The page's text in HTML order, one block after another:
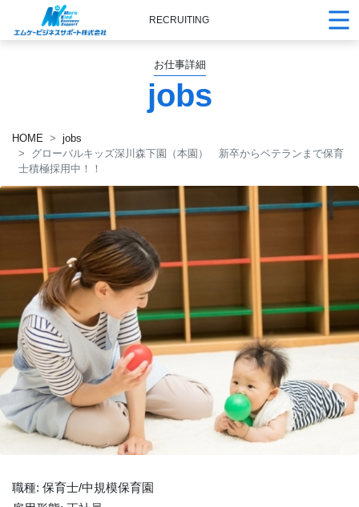
RECRUITING
お仕事詳細
jobs
HOME
jobs
グローバルキッズ深川森下園（本園） 新卒からベテランまで保育
士積極採用中！！
職種: 保育士/中規模保育園